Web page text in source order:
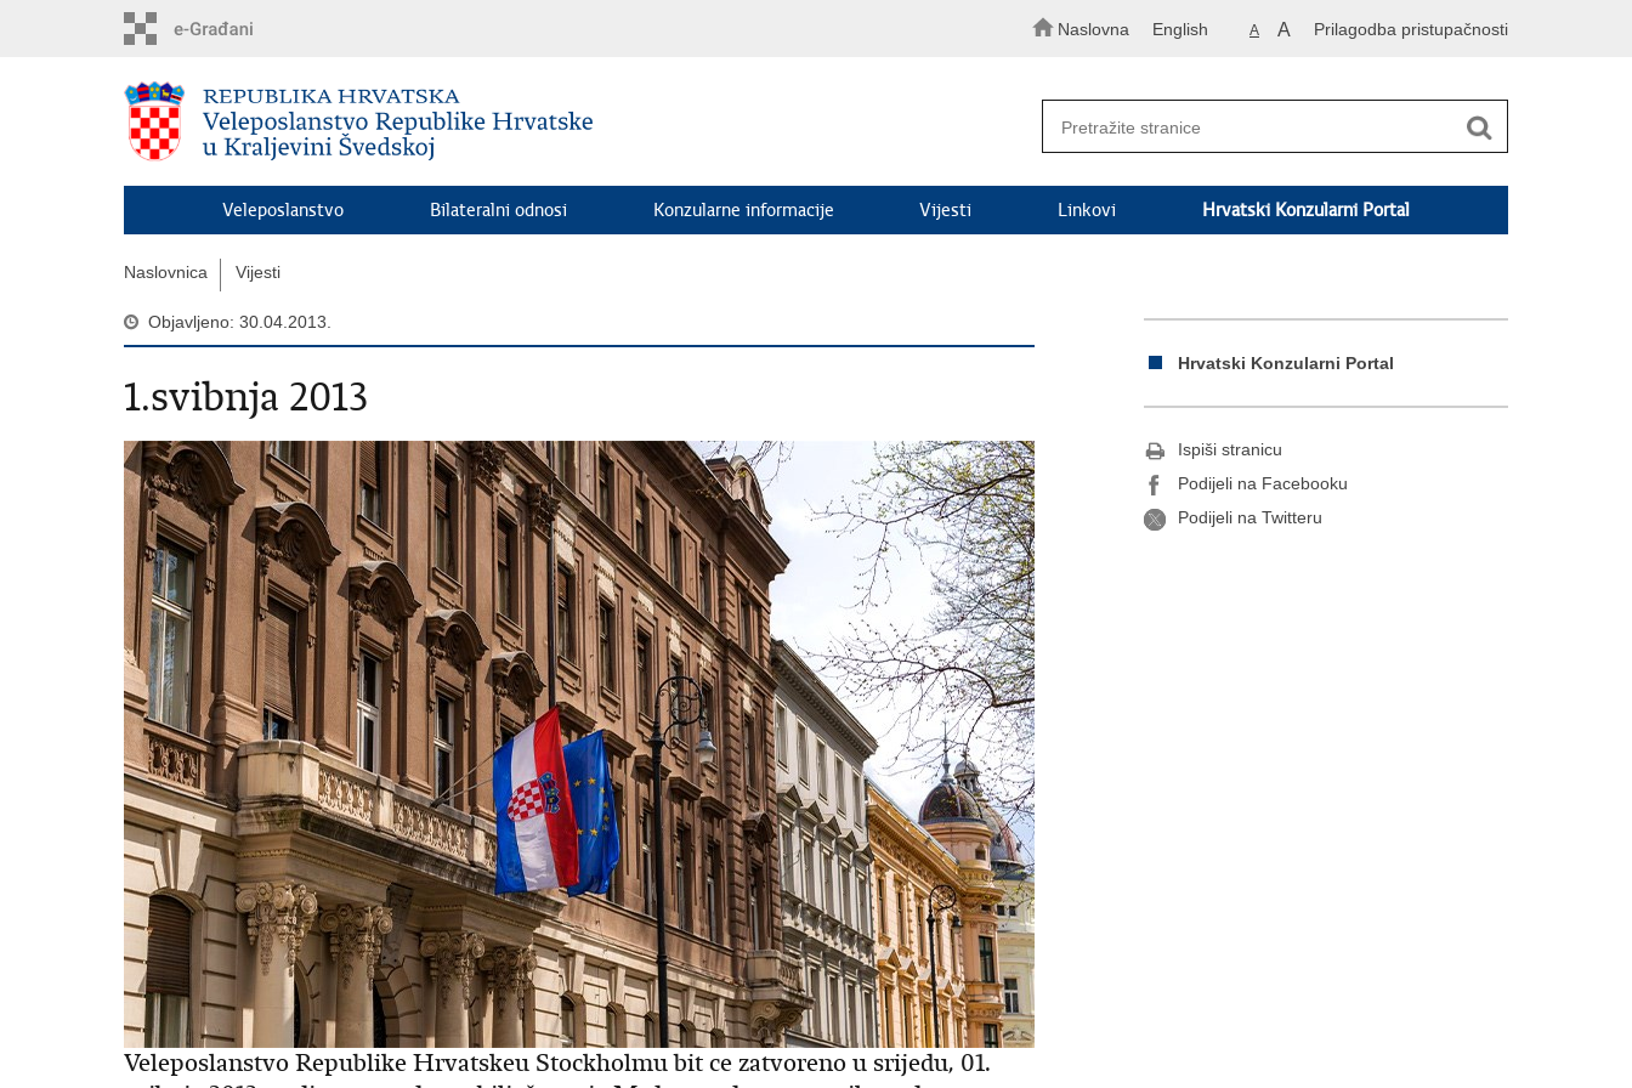
Naslovna English A A Prilagodba pristupačnosti
Veleposlanstvo Bilateralni odnosi Konzularne informacije Vijesti Linkovi Hrvatski Konzularni Portal
Naslovnica Vijesti
Objavljeno: 30.04.2013.
1.svibnja 2013
Veleposlanstvo Republike Hrvatskeu Stockholmu bit ce zatvoreno u srijedu, 01.
Hrvatski Konzularni Portal
Ispiši stranicu
Podijeli na Facebooku
Podijeli na Twitteru